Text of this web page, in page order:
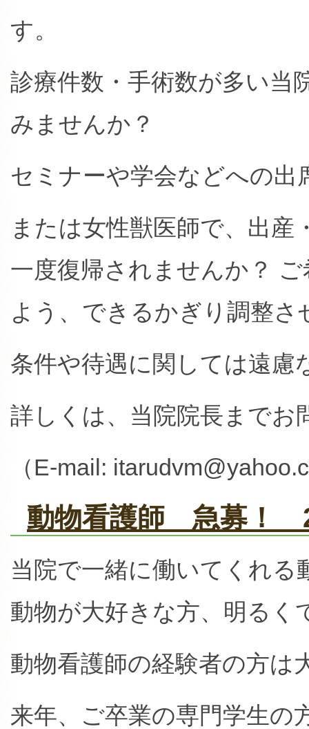
す。
診療件数・手術数が多い当
みませんか？
セミナーや学会などへの出
または女性獣医師で、出
一度復帰されませんか？
よう、できるかぎり調整さ
条件や待遇に関しては遠慮
詳しくは、当院院長までお
（E-mail:
動物看護師 急募！
当院で一緒に働いてくれる
動物が大好きな方、明るく
動物看護師の経験者の方は
来年、ご卒業の専門学生の